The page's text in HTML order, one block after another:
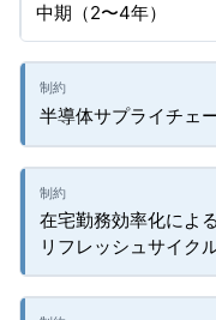
中期（2〜4年）
半導体サプライチェ
在宅勤務効率化によ
リフレッシュサイク